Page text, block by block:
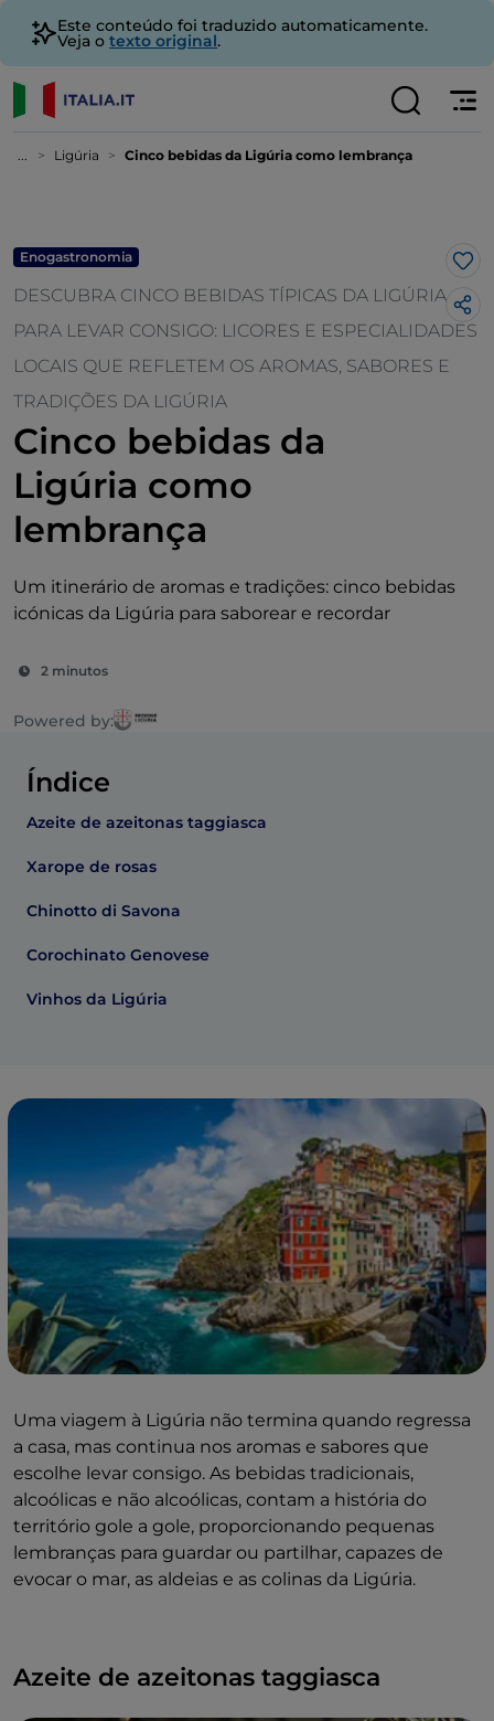
Este conteúdo foi traduzido automaticamente.
Veja o texto original.
... Ligúria Cinco bebidas da Ligúria como lembrança
Enogastronomia
DESCUBRA CINCO BEBIDAS TÍPICAS DA LIGÚRIA
PARA LEVAR CONSIGO: LICORES E ESPECIALIDADES
LOCAIS QUE REFLETEM OS AROMAS, SABORES E
TRADIÇÕES DA LIGÚRIA
Cinco bebidas da
Ligúria como
lembrança
Um itinerário de aromas e tradições: cinco bebidas
icónicas da Ligúria para saborear e recordar
2 minutos
Powered by:
Índice
Azeite de azeitonas taggiasca
Xarope de rosas
Chinotto di Savona
Corochinato Genovese
Vinhos da Ligúria
Uma viagem à Ligúria não termina quando regressa
a casa, mas continua nos aromas e sabores que
escolhe levar consigo. As bebidas tradicionais,
alcoólicas e não alcoólicas, contam a história do
território gole a gole, proporcionando pequenas
lembranças para guardar ou partilhar, capazes de
evocar o mar, as aldeias e as colinas da Ligúria.
Azeite de azeitonas taggiasca